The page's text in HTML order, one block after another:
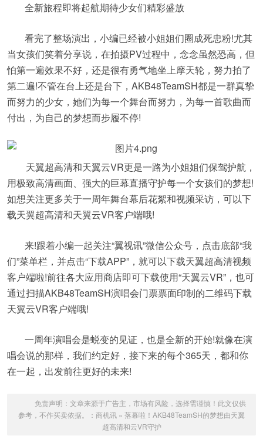
全新旅程即将起航期待少女们精彩盛放
看完了整场演出，小编已经被小姐姐们圈成死忠粉!尤其
当女孩们笑着分享说，在拍摄PV过程中，念念虽然恐高，但
怕第一遍效果不好，还是很有勇气地坐上摩天轮，努力拍了
第二遍!不管在台上还是台下，AKB48TeamSH都是一群真挚
而努力的少女，她们为每一个舞台而努力，为每一首歌曲而
付出，为自己的梦想而步履不停!
天翼超高清和天翼云VR更是一路为小姐姐们保驾护航，
用极致高清画面、强大的巨幕直播守护每一个女孩们的梦想!
如想关注更多关于一周年舞台幕后花絮和视频采访，可以下
载天翼超高清和天翼云VR客户端哦!
来!跟着小编一起关注“翼视讯”微信公众号，点击底部“我
们”菜单栏，并点击“下载APP”，就可以下载天翼超高清视频
客户端啦!前往各大应用商店即可下载使用“天翼云VR”，也可
通过扫描AKB48TeamSH演唱会门票票面印制的二维码下载
天翼云VR客户端哦!
一周年演唱会是蜕变的见证，也是全新的开始!就像在演
唱会说的那样，我们约定好，接下来的每个365天，都和你
在一起，出发前往更好的未来!
免责声明：文章来源于广告主，市场有风险，选择需谨慎！此文仅供
参考，不作买卖依据。： 商机讯 » 落幕啦！AKB48TeamSH的梦想由天翼
超高清和云VR守护